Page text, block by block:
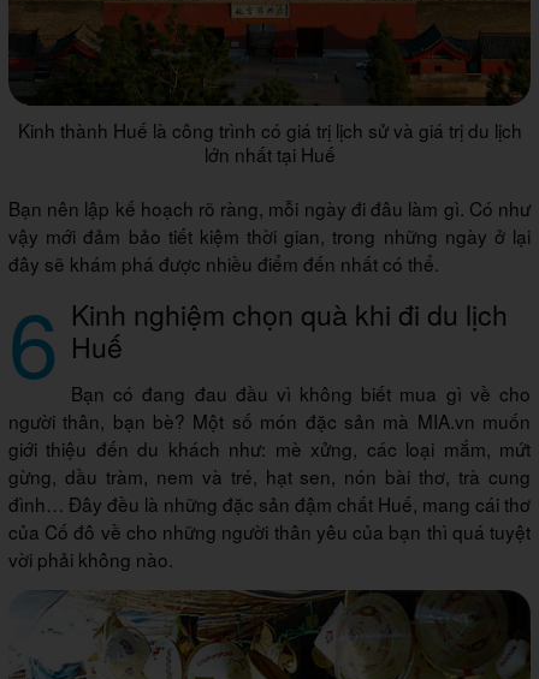
Kinh thành Huế là công trình có giá trị lịch sử và giá trị du lịch
lớn nhất tại Huế
Bạn nên lập kế hoạch rõ ràng, mỗi ngày đi đâu làm gì. Có như
vậy mới đảm bảo tiết kiệm thời gian, trong những ngày ở lại
đây sẽ khám phá được nhiều điểm đến nhất có thể.
6 Kinh nghiệm chọn quà khi đi du lịch
Huế
Bạn có đang đau đầu vì không biết mua gì về cho
người thân, bạn bè? Một số món đặc sản mà MIA.vn muốn
giới thiệu đến du khách như: mè xửng, các loại mắm, mứt
gừng, dầu tràm, nem và tré, hạt sen, nón bài thơ, trà cung
đình… Đây đều là những đặc sản đậm chất Huế, mang cái thơ
của Cố đô về cho những người thân yêu của bạn thì quá tuyệt
vời phải không nào.